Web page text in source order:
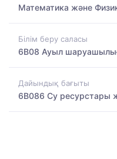
Математика және
Білім беру саласы
6B08 Ауыл
Дайындық бағыты
6B086 Су ресурстары